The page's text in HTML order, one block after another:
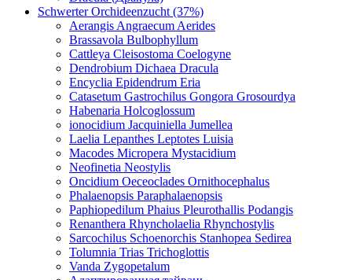
Schwerter Orchideenzucht (37%)
Aerangis Angraecum Aerides
Brassavola Bulbophyllum
Cattleya Cleisostoma Coelogyne
Dendrobium Dichaea Dracula
Encyclia Epidendrum Eria
Catasetum Gastrochilus Gongora Grosourdya
Habenaria Holcoglossum
ionocidium Jacquiniella Jumellea
Laelia Lepanthes Leptotes Luisia
Macodes Micropera Mystacidium
Neofinetia Neostylis
Oncidium Oeceoclades Ornithocephalus
Phalaenopsis Paraphalaenopsis
Paphiopedilum Phaius Pleurothallis Podangis
Renanthera Rhyncholaelia Rhynchostylis
Sarcochilus Schoenorchis Stanhopea Sedirea
Tolumnia Trias Trichoglottis
Vanda Zygopetalum